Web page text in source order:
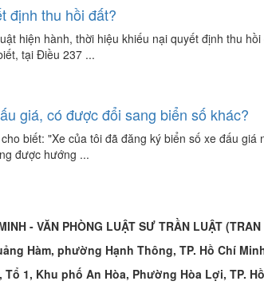
định thu hồi đất?
hiện hành, thời hiệu khiếu nại quyết định thu
tại Điều 237 ...
giá, có được đổi sang biển số khác?
biết: "Xe của tôi đã đăng ký biển số xe đấu
được hướng ...
-VĂN PHÒNG LUẬT SƯ TRẦN LUẬT (TRAN
Hàm, phường Hạnh Thông, TP. Hồ Chí
1, Khu phố An Hòa, Phường Hòa Lợi, TP.